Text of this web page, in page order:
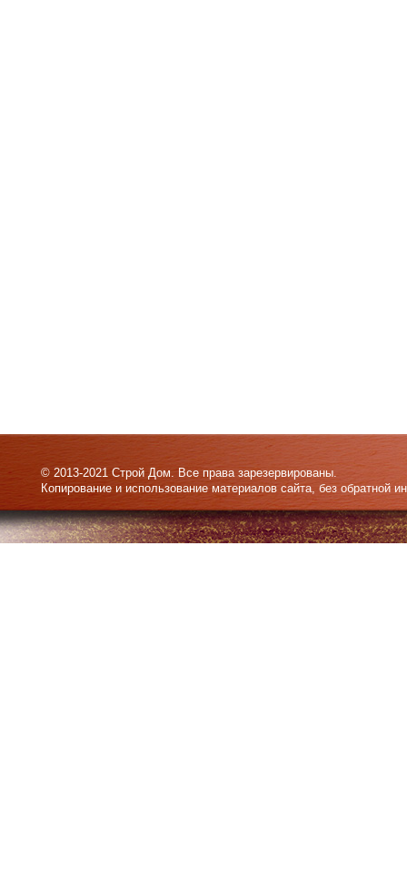
© 2013-2021 Строй Дом. Все права зарезервированы.
Копирование и использование материалов сайта, без обратной